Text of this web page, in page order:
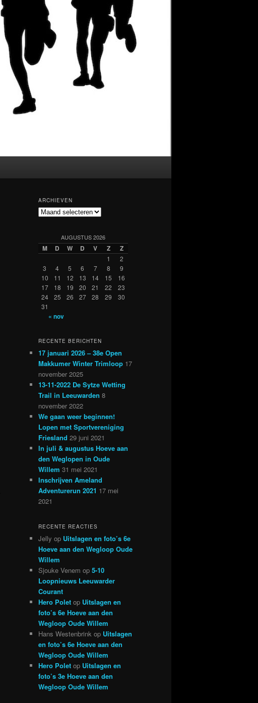
ARCHIEVEN
Archieven
AUGUSTUS 2026
M D W D V Z Z
1
2
3
4 5 6 7 8
9
10
11 12 13 14 15
16
17
18 19 20 21 22
23
24
25 26 27 28 29
30
31
« nov
RECENTE BERICHTEN
17 januari 2026 – 38e Open
Makkumer Winter Trimloop 17
november 2025
13-11-2022 De Sytze Wetting
Trail in Leeuwarden 8
november 2022
We gaan weer beginnen!
Lopen met Sportvereniging
Friesland 29 juni 2021
In juli & augustus Hoeve aan
den Weglopen in Oude
Willem 31 mei 2021
Inschrijven Ameland
Adventurerun 2021 17 mei
2021
RECENTE REACTIES
Jelly op Uitslagen en foto’s 6e
Hoeve aan den Wegloop Oude
Willem
Sjouke Venem op 5-10
Loopnieuws Leeuwarder
Courant
Hero Polet op Uitslagen en
foto’s 6e Hoeve aan den
Wegloop Oude Willem
Hans Westenbrink op Uitslagen
en foto’s 6e Hoeve aan den
Wegloop Oude Willem
Hero Polet op Uitslagen en
foto’s 3e Hoeve aan den
Wegloop Oude Willem